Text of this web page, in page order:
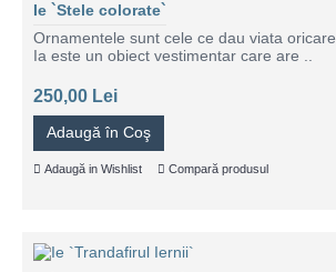
Ie `Stele colorate`
Ornamentele sunt cele ce dau viata
Ia este un obiect vestimentar care are ..
250,00 Lei
Adaugă în Coş
Adaugă in Wishlist Compară produsul